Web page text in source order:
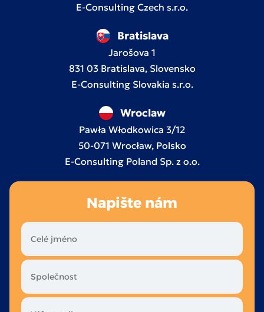
E-Consulting Czech s.r.o.
Bratislava
Jarošova 1
831 03 Bratislava, Slovensko
E-Consulting Slovakia s.r.o.
Wroclaw
Pawła Włodkowica 3/12
50-071 Wrocław, Polsko
E-Consulting Poland Sp. z o.o.
Napište nám